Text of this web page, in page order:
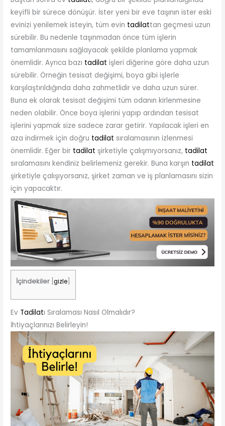
keyifli bir sürece dönüşür. İster yeni bir eve taşının ister eski
evinizi yenilemek isteyin, tüm evin tadilattan geçmesi uzun
sürebilir. Bu nedenle taşınmadan önce tüm işlerin
tamamlanmasını sağlayacak şekilde planlama yapmak
önemlidir. Ayrıca bazı tadilat işleri diğerine göre daha uzun
sürebilir. Örneğin tesisat değişimi, boya gibi işlerle
karşılaştırıldığında daha zahmetlidir ve daha uzun sürer.
Buna ek olarak tesisat değişimi tüm odanın kirlenmesine
neden olabilir. Önce boya işlerini yapıp ardından tesisat
işlerini yapmak size sadece zarar getirir. Yapılacak işleri en
aza indirmek için doğru tadilat sıralamasının izlenmesi
önemlidir. Eğer bir tadilat şirketiyle çalışmıyorsanız, tadilat
sıralamasını kendiniz belirlemeniz gerekir. Buna karşın tadilat
şirketiyle çalışıyorsanız, şirket zaman ve iş planlamasını sizin
için yapacaktır.
İçindekiler [gizle
Ev Tadilatı Sıralaması Nasıl Olmalıdır?
İhtiyaçlarınızı Belirleyin!